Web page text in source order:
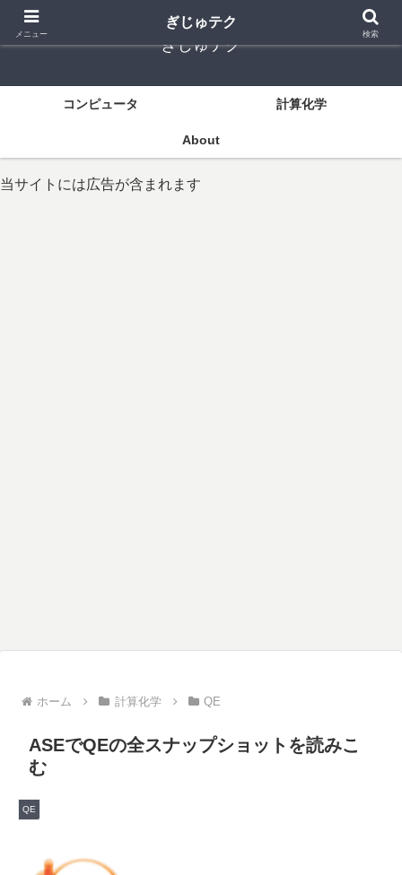
ぎじゅテク
コンピュータ 計算化学
About
当サイトには広告が含まれます
ホーム 計算化学 QE
ASEでQEの全スナップショットを読みこ
む
QE
メニュー
ぎじゅテク
検索